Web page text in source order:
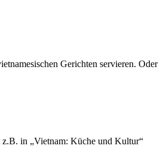
Gerich­ten ser­vie­ren. Oder
z.B. in „Viet­nam: Küche und Kul­tur“